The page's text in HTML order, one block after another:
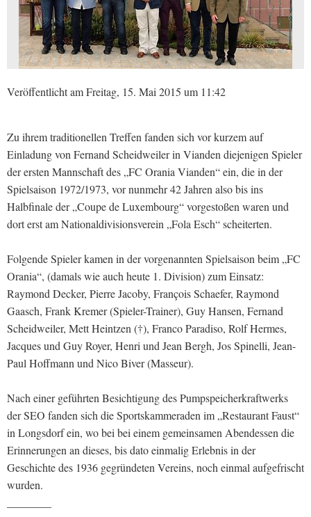
Veröffentlicht am Freitag, 15. Mai 2015 um 11:42
Zu ihrem traditionellen Treffen fanden sich vor kurzem auf
Einladung von Fernand Scheidweiler in Vianden diejenigen Spieler
der ersten Mannschaft des „FC Orania Vianden“ ein, die in der
Spielsaison 1972/1973, vor nunmehr 42 Jahren also bis ins
Halbfinale der „Coupe de Luxembourg“ vorgestoßen waren und
dort erst am Nationaldivisionsverein „Fola Esch“ scheiterten.
Folgende Spieler kamen in der vorgenannten Spielsaison beim „FC
Orania“, (damals wie auch heute 1. Division) zum Einsatz:
Raymond Decker, Pierre Jacoby, François Schaefer, Raymond
Gaasch, Frank Kremer (Spieler-Trainer), Guy Hansen, Fernand
Scheidweiler, Mett Heintzen (†), Franco Paradiso, Rolf Hermes,
Jacques und Guy Royer, Henri und Jean Bergh, Jos Spinelli, Jean-
Paul Hoffmann und Nico Biver (Masseur).
Nach einer geführten Besichtigung des Pumpspeicherkraftwerks
der SEO fanden sich die Sportskammeraden im „Restaurant Faust“
in Longsdorf ein, wo bei bei einem gemeinsamen Abendessen die
Erinnerungen an dieses, bis dato einmalig Erlebnis in der
Geschichte des 1936 gegründeten Vereins, noch einmal aufgefrischt
wurden.